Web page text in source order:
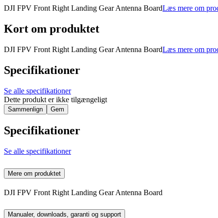
DJI FPV Front Right Landing Gear Antenna BoardLæs mere om
Kort om produktet
DJI FPV Front Right Landing Gear Antenna BoardLæs mere om
Specifikationer
Se alle specifikationer
Dette produkt er ikke tilgængeligt
Sammenlign Gem
Specifikationer
Se alle specifikationer
Mere om produktet
DJI FPV Front Right Landing Gear Antenna Board
Manualer, downloads, garanti og support